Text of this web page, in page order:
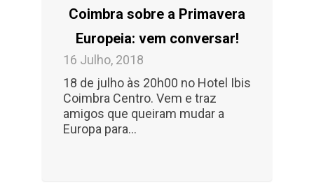
Coimbra sobre a Primavera
Europeia: vem conversar!
16 Julho, 2018
18 de julho às 20h00 no Hotel Ibis
Coimbra Centro. Vem e traz
amigos que queiram mudar a
Europa para…